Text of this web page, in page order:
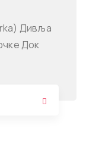
Дивља
Док